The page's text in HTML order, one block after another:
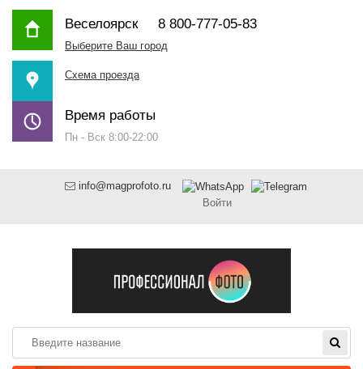
Веселоярск8 800-777-05-83
Выберите Ваш город
Схема проезда
Время работы
Пн - Вск 8:00-22:00
info@magprofoto.ru
Войти